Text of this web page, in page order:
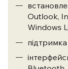
Outlook,
Windows